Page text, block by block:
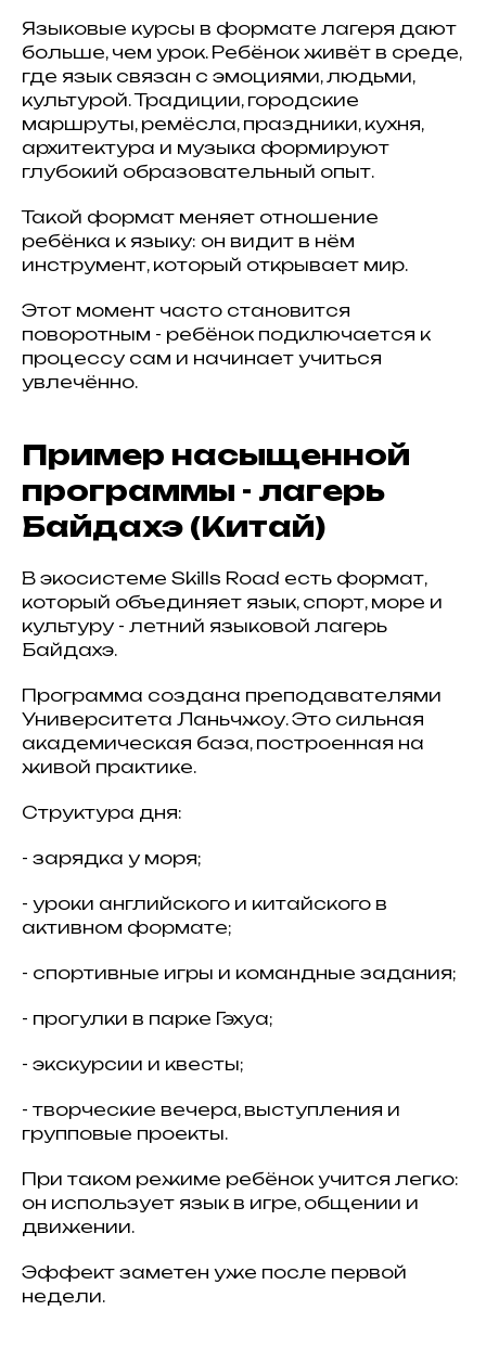
Языковые курсы в формате лагеря дают
больше, чем урок. Ребёнок живёт в среде,
где язык связан с эмоциями, людьми,
культурой. Традиции, городские
маршруты, ремёсла, праздники, кухня,
архитектура и музыка формируют
глубокий образовательный опыт.
Такой формат меняет отношение
ребёнка к языку: он видит в нём
инструмент, который открывает мир.
Этот момент часто становится
поворотным - ребёнок подключается к
процессу сам и начинает учиться
увлечённо.
Пример насыщенной
программы - лагерь
Байдахэ (Китай)
В экосистеме Skills Road есть формат,
который объединяет язык, спорт, море и
культуру - летний языковой лагерь
Байдахэ.
Программа создана преподавателями
Университета Ланьчжоу. Это сильная
академическая база, построенная на
живой практике.
Структура дня:
- зарядка у моря;
- уроки английского и китайского в
активном формате;
- спортивные игры и командные задания;
- прогулки в парке Гэхуа;
- экскурсии и квесты;
- творческие вечера, выступления и
групповые проекты.
При таком режиме ребёнок учится легко:
он использует язык в игре, общении и
движении.
Эффект заметен уже после первой
недели.